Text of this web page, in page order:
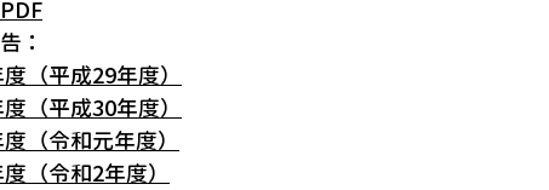
PDF
：
（平成29年度）
（平成30年度）
（令和元年度）
（令和2年度）